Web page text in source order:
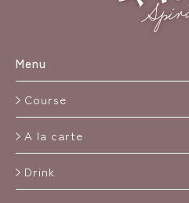
Menu
Course
A la carte
Drink